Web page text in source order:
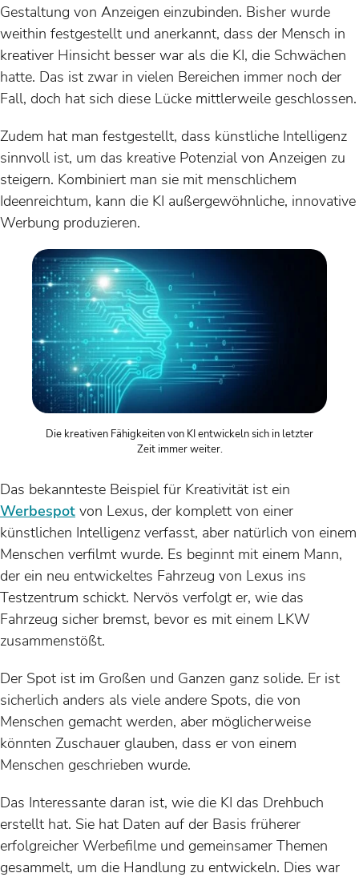
Gestaltung von Anzeigen einzubinden. Bisher wurde
weithin festgestellt und anerkannt, dass der Mensch in
kreativer Hinsicht besser war als die KI, die Schwächen
hatte. Das ist zwar in vielen Bereichen immer noch der
Fall, doch hat sich diese Lücke mittlerweile geschlossen.
Zudem hat man festgestellt, dass künstliche Intelligenz
sinnvoll ist, um das kreative Potenzial von Anzeigen zu
steigern. Kombiniert man sie mit menschlichem
Ideenreichtum, kann die KI außergewöhnliche, innovative
Werbung produzieren.
Die kreativen Fähigkeiten von KI entwickeln sich in letzter
Zeit immer weiter.
Das bekannteste Beispiel für Kreativität ist ein
Werbespot von Lexus, der komplett von einer
künstlichen Intelligenz verfasst, aber natürlich von einem
Menschen verfilmt wurde. Es beginnt mit einem Mann,
der ein neu entwickeltes Fahrzeug von Lexus ins
Testzentrum schickt. Nervös verfolgt er, wie das
Fahrzeug sicher bremst, bevor es mit einem LKW
zusammenstößt.
Der Spot ist im Großen und Ganzen ganz solide. Er ist
sicherlich anders als viele andere Spots, die von
Menschen gemacht werden, aber möglicherweise
könnten Zuschauer glauben, dass er von einem
Menschen geschrieben wurde.
Das Interessante daran ist, wie die KI das Drehbuch
erstellt hat. Sie hat Daten auf der Basis früherer
erfolgreicher Werbefilme und gemeinsamer Themen
gesammelt, um die Handlung zu entwickeln. Dies war